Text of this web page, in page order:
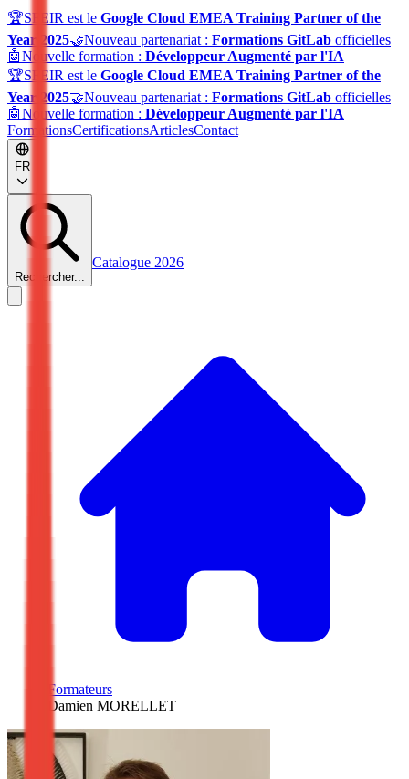
🏆SFEIR est le Google Cloud EMEA Training Partner of the
Year 2025🤝Nouveau partenariat : Formations GitLab officielles
🤖Nouvelle formation : Développeur Augmenté par l'IA
🏆SFEIR est le Google Cloud EMEA Training Partner of the
Year 2025🤝Nouveau partenariat : Formations GitLab officielles
🤖Nouvelle formation : Développeur Augmenté par l'IA
FormationsCertificationsArticlesContact
FR
Rechercher...
Catalogue 2026
Formateurs
Damien MORELLET